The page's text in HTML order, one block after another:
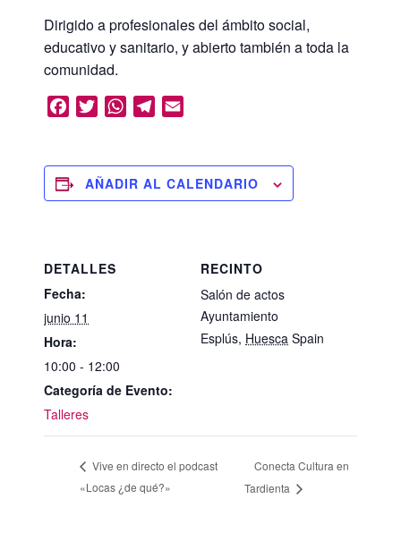
Dirigido a profesionales del ámbito social,
educativo y sanitario, y abierto también a toda la
comunidad.
FacebookTwitterWhatsAppTelegram
AÑADIR AL CALENDARIO
DETALLES
Fecha:
junio 11
Hora:
10:00 - 12:00
Categoría de Evento:
Talleres
RECINTO
Salón de actos
Ayuntamiento
Esplús, Huesca Spain
Vive en directo el podcast
«Locas ¿de qué?»
Conecta Cultura en
Tardienta